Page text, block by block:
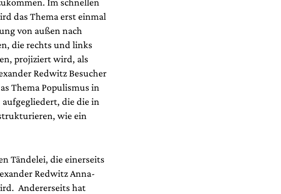
das Thema erst einmal
von außen nach
die rechts und links
projiziert wird, als
Redwitz Besucher
Thema Populismus in
die die in
wie ein
Tändelei, die einerseits
Redwitz Anna-
Andererseits hat